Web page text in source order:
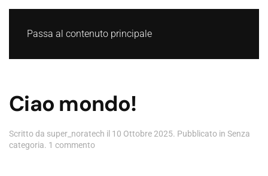
Passa al contenuto principale
Ciao mondo!
Scritto da super_noratech il 10 Ottobre 2025. Pubblicato in Senza
categoria. 1 commentosu